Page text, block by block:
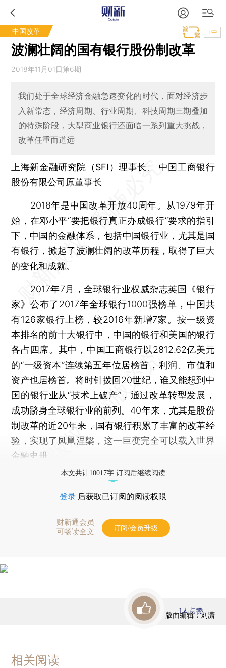
中国改革 T中
波澜壮阔的国有银行股份制改革
2018年11月01日第6期
我们处于全球经济金融急速变化的时代，面对经济步
入新常态，经济周期、行业周期、科技周期三期叠加
的特殊阶段，大型商业银行还面临一系列重大挑战，
改革任重而道远
上海新金融研究院（SFI）理事长、 中国工商银行
股份有限公司原董事长
2018年是中国改革开放40周年。从1979年开
始，在邓小平“要把银行真正办成银行”要求的指引
下，中国的金融体系，包括中国银行业，尤其是国
有银行，掀起了波澜壮阔的改革历程，取得了巨大
的变化和成就。
2017年7月，全球银行业权威杂志英国《银行
家》公布了2017年全球银行1000强榜单，中国共
有126家银行上榜，较2016年新增7家。按一级资
本排名的前十大银行中，中国的银行和美国的银行
各占四席。其中，中国工商银行以2812.62亿美元
的“一级资本”连续第五年位居榜首，利润、市值和
资产也居榜首。将时针拨回20世纪，谁又能想到中
国的银行业从“技术上破产”，通过改革转型发展，
成功跻身全球银行业的前列。40年来，尤其是股份
制改革的近20年来，国有银行积累了丰富的改革经
验，实现了凤凰涅槃，这一巨变完全可以载入世界
金融史册。
本文共计10017字 订阅后继续阅读
登录 后获取已订阅的阅读权限
财新通会员
可畅读全文
订阅/会员升级
版面编辑：刘潇
1人点赞
相关阅读